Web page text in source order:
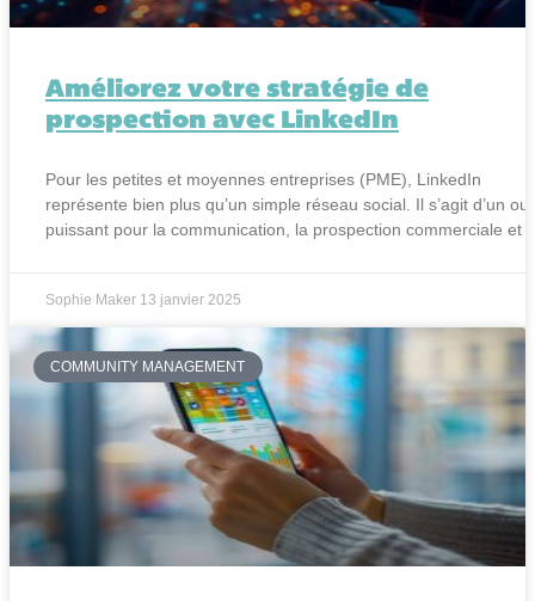
Améliorez votre stratégie de
prospection avec LinkedIn
Pour les petites et moyennes entreprises (PME), LinkedIn
représente bien plus qu’un simple réseau social. Il s’agit d’un
puissant pour la communication, la prospection commerciale et
Sophie Maker 13 janvier 2025
COMMUNITY MANAGEMENT